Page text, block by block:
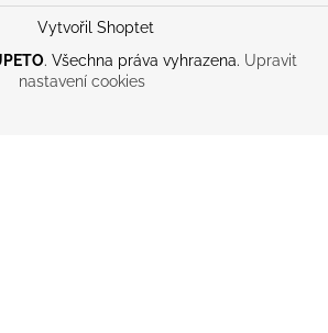
Vytvořil Shoptet
. Všechna práva vyhrazena. Upravit
nastavení cookies